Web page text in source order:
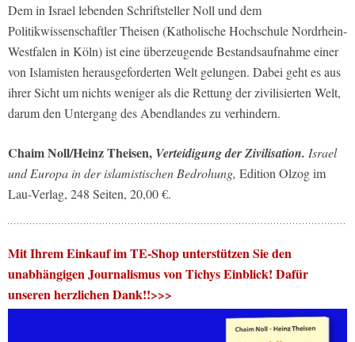
Dem in Israel lebenden Schriftsteller Noll und dem
Politikwissenschaftler Theisen (Katholische Hochschule Nordrhein-
Westfalen in Köln) ist eine überzeugende Bestandsaufnahme einer
von Islamisten herausgeforderten Welt gelungen. Dabei geht es aus
ihrer Sicht um nichts weniger als die Rettung der zivilisierten Welt,
darum den Untergang des Abendlandes zu verhindern.
Chaim Noll/Heinz Theisen, Verteidigung der Zivilisation. Israel
und Europa in der islamistischen Bedrohung, Edition Olzog im
Lau-Verlag, 248 Seiten, 20,00 €.
Mit Ihrem Einkauf im TE-Shop unterstützen Sie den
unabhängigen Journalismus von Tichys Einblick! Dafür
unseren herzlichen Dank!!>>>